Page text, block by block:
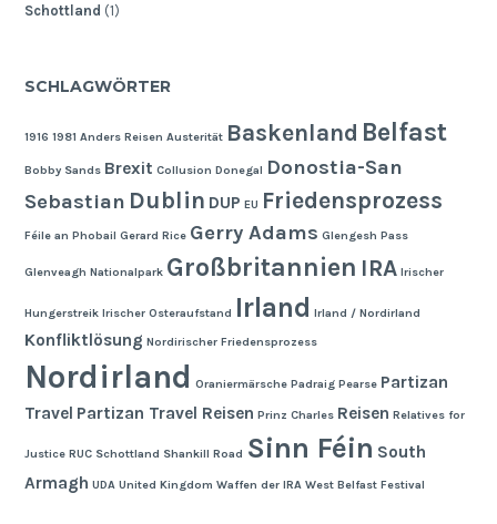
Schottland (1)
SCHLAGWÖRTER
1916 1981 Anders Reisen Austerität Baskenland Belfast
Bobby Sands Brexit Collusion Donegal Donostia-San
Sebastian Dublin DUP EU Friedensprozess
Féile an Phobail Gerard Rice Gerry Adams Glengesh Pass
Glenveagh Nationalpark Großbritannien IRA Irischer
Hungerstreik Irischer Osteraufstand Irland Irland / Nordirland
Konfliktlösung Nordirischer Friedensprozess
Nordirland Oraniermärsche Padraig Pearse Partizan
Travel Partizan Travel Reisen Prinz Charles Reisen Relatives for
Justice RUC Schottland Shankill Road Sinn Féin South
Armagh UDA United Kingdom Waffen der IRA West Belfast Festival